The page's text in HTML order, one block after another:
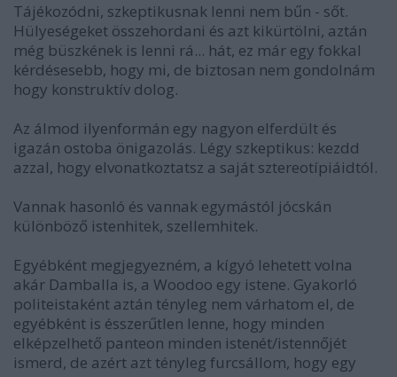
Tájékozódni, szkeptikusnak lenni nem bűn - sőt.
Hülyeségeket összehordani és azt kikürtölni, aztán
még büszkének is lenni rá... hát, ez már egy fokkal
kérdésesebb, hogy mi, de biztosan nem gondolnám
hogy konstruktív dolog.
Az álmod ilyenformán egy nagyon elferdült és
igazán ostoba önigazolás. Légy szkeptikus: kezdd
azzal, hogy elvonatkoztatsz a saját sztereotípiáidtól.
Vannak hasonló és vannak egymástól jócskán
különböző istenhitek, szellemhitek.
Egyébként megjegyezném, a kígyó lehetett volna
akár Damballa is, a Woodoo egy istene. Gyakorló
politeistaként aztán tényleg nem várhatom el, de
egyébként is ésszerűtlen lenne, hogy minden
elképzelhető panteon minden istenét/istennőjét
ismerd, de azért azt tényleg furcsállom, hogy egy